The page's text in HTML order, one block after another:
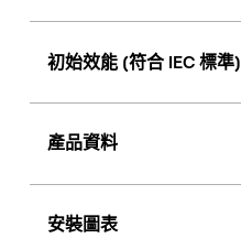
初始效能 (符合 IEC 標準)
產品資料
安裝圖表